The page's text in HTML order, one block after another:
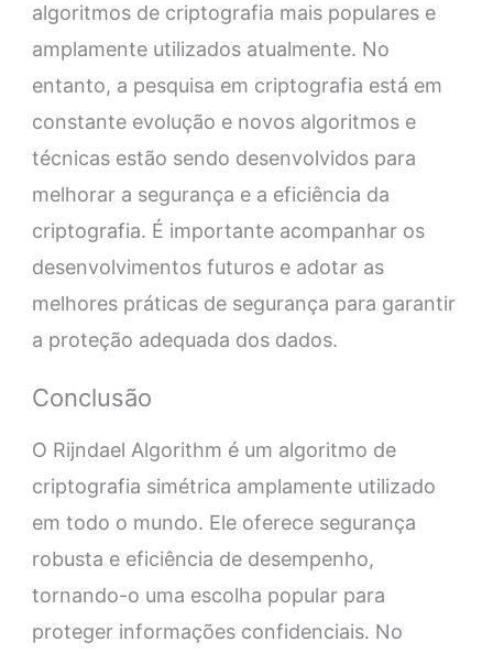
algoritmos de criptografia mais populares e
amplamente utilizados atualmente. No
entanto, a pesquisa em criptografia está em
constante evolução e novos algoritmos e
técnicas estão sendo desenvolvidos para
melhorar a segurança e a eficiência da
criptografia. É importante acompanhar os
desenvolvimentos futuros e adotar as
melhores práticas de segurança para garantir
a proteção adequada dos dados.
Conclusão
O Rijndael Algorithm é um algoritmo de
criptografia simétrica amplamente utilizado
em todo o mundo. Ele oferece segurança
robusta e eficiência de desempenho,
tornando-o uma escolha popular para
proteger informações confidenciais. No